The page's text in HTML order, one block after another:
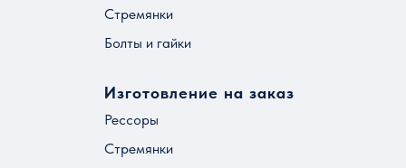
Стремянки
Болты и гайки
Изготовление на заказ
Рессоры
Стремянки